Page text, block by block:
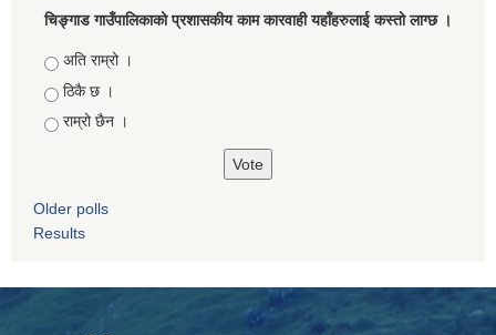
चिङ्गाड गाउँपालिकाको प्रशासकीय काम कारवाही यहाँहरुलाई कस्तो लाग्छ ।
Choices
अति राम्रो ।
ठिकै छ ।
राम्रो छैन ।
Older polls
Results